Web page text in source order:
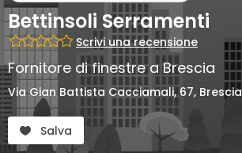
Bettinsoli Serramenti
Scrivi una recensione
Fornitore di finestre a Brescia
Via Gian Battista Cacciamali, 67, Brescia
Salva